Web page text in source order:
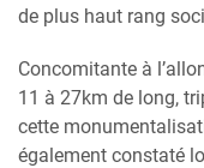
de plus haut rang
Concomitante à
11 à 27km de long,
cette
également constaté